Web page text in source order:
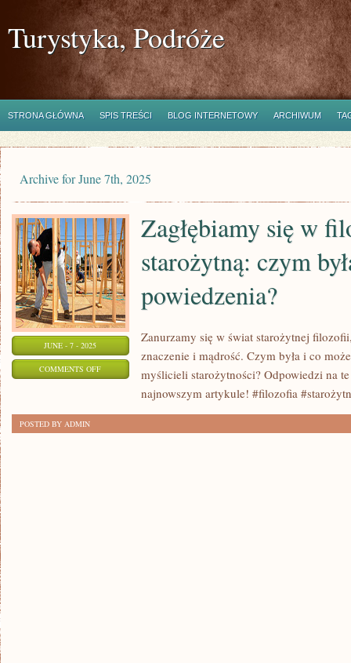
Turystyka, Podróże
STRONA GŁÓWNA SPIS TREŚCI BLOG INTERNETOWY ARCHIWUM
Archive for June 7th, 2025
JUNE - 7 - 2025
COMMENTS OFFON
Zagłębiamy się w
starożytną: czym
powiedzenia?
Zanurzamy się w świat starożytnej
znaczenie i mądrość. Czym była i co
myślicieli starożytności? Odpowiedzi na
najnowszym artykule! #filozofia
POSTED BY ADMIN